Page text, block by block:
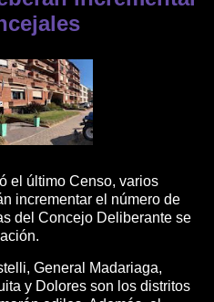
el último Censo, varios
incrementar el número de
del Concejo Deliberante se
General Madariaga,
y Dolores son los distritos